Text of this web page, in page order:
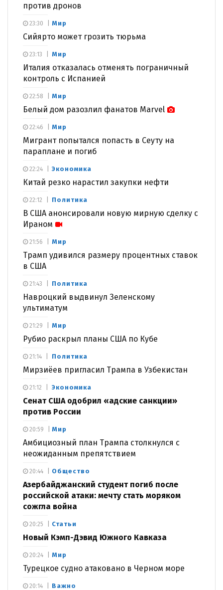
против дронов
Мир
Сийярто может грозить тюрьма
23:30
Мир
Италия отказалась отменять пограничный
контроль с Испанией
23:13
Мир
Белый дом разозлил фанатов Marvel
22:58
Мир
Мигрант попытался попасть в Сеуту на
параплане и погиб
22:46
Экономика
Китай резко нарастил закупки нефти
22:24
Политика
В США анонсировали новую мирную сделку с
Ираном
22:12
Мир
Трамп удивился размеру процентных ставок
в США
21:56
Политика
Навроцкий выдвинул Зеленскому
ультиматум
21:43
Мир
Рубио раскрыл планы США по Кубе
21:29
Политика
Мирзиёев пригласил Трампа в Узбекистан
21:14
Экономика
Сенат США одобрил «адские санкции»
против России
21:12
Мир
Амбициозный план Трампа столкнулся с
неожиданным препятствием
20:59
Общество
Азербайджанский студент погиб после
российской атаки: мечту стать моряком
сожгла война
20:44
Статьи
Новый Кэмп-Дэвид Южного Кавказа
20:25
Мир
Турецкое судно атаковано в Черном море
20:24
Важно
20:14